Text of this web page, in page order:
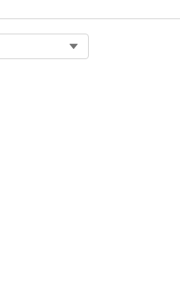
ESTE ARTIGO RESOLVEU SEU
Diga-nos para podermos